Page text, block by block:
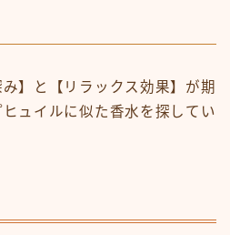
】と【リラックス効果】が期
ュイルに似た香水を探してい